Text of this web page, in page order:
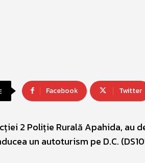
Facebook Twitter
2 Poliție Rurală Apahida, au
un autoturism pe D.C.